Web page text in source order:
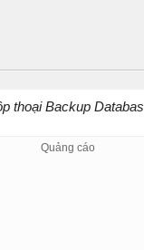
thoại Backup